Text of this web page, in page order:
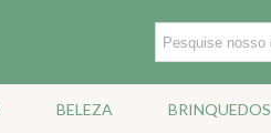
BELEZA BRINQUEDOS